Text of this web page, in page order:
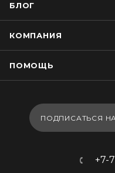
БЛОГ
КОМПАНИЯ
ПОМОЩЬ
ПОДПИСАТЬСЯ
+7-